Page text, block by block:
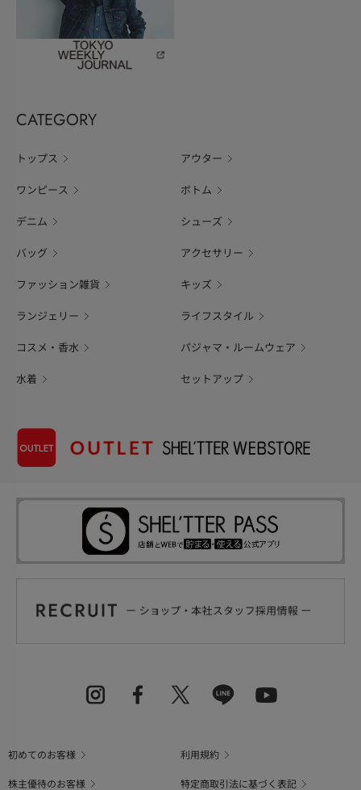
CATEGORY
トップス アウター
ワンピース ボトム
デニム シューズ
バッグ アクセサリー
ファッション雑貨 キッズ
ランジェリー ライフスタイル
コスメ・香水 パジャマ・ルームウェア
水着 セットアップ
初めてのお客様
利用規約
株主優待のお客様
特定商取引法に基づく表記